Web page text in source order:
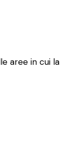
aree in cui la